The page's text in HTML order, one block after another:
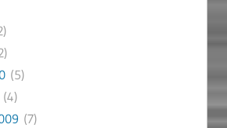
(5)
(7)